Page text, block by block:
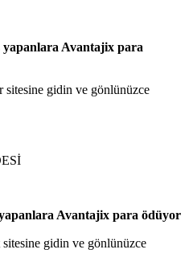
yapanlara Avantajix para
sitesine gidin ve gönlünüzce
Avantajix para ödüyor
gidin ve gönlünüzce